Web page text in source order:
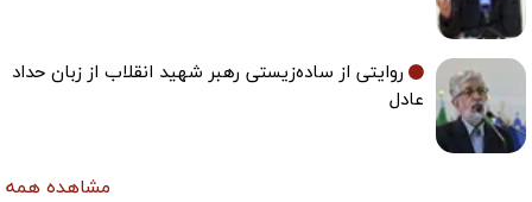
روایتی از ساده‌زیستی رهبر شهید انقلاب از زبان حداد
عادل
مشاهده همه